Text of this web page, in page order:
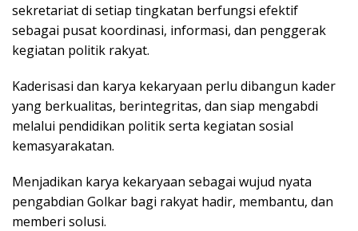
sekretariat di setiap tingkatan berfungsi efektif
sebagai pusat koordinasi, informasi, dan penggerak
kegiatan politik rakyat.
Kaderisasi dan karya kekaryaan perlu dibangun kader
yang berkualitas, berintegritas, dan siap mengabdi
melalui pendidikan politik serta kegiatan sosial
kemasyarakatan.
Menjadikan karya kekaryaan sebagai wujud nyata
pengabdian Golkar bagi rakyat hadir, membantu, dan
memberi solusi.